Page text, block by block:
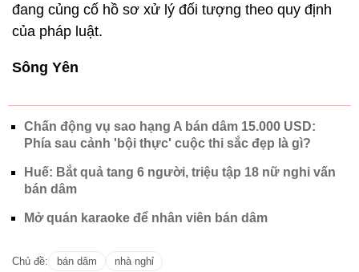
đang củng cố hồ sơ xử lý đối tượng theo quy định
của pháp luật.
Sông Yên
Chấn động vụ sao hạng A bán dâm 15.000 USD:
Phía sau cảnh 'bội thực' cuộc thi sắc đẹp là gì?
Huế: Bắt quả tang 6 người, triệu tập 18 nữ nghi vấn
bán dâm
Mở quán karaoke để nhân viên bán dâm
Chủ đề: bán dâm nhà nghỉ